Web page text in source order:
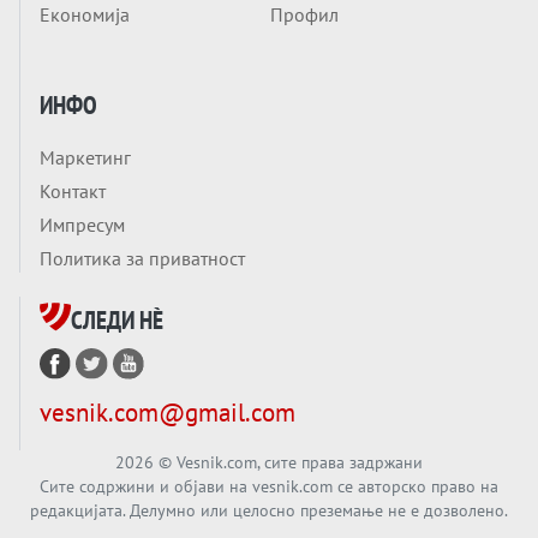
ЛУЃЕТО ШТО РЕШАВААТ ЗА МИР, ВОЈНА,
европската уметност за уредување на
голем потрес?
Вечер тема
Што значи тоа за СТРАТЕШКИОТ ЈАЗИК
ВО СВЕТОТ?
Вечер тема
Економија
Профил
ИНФО
Маркетинг
Контакт
Импресум
Политика за приватност
СЛЕДИ НÈ
vesnik.com@gmail.com
2026 © Vesnik.com, сите права задржани
Сите содржини и објави на vesnik.com се авторско право на
редакцијата. Делумно или целосно преземање не е дозволено.